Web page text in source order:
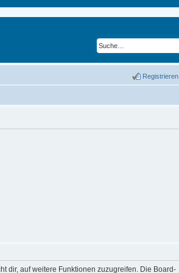
Registrieren
dir, auf weitere Funktionen zuzugreifen. Die Board-